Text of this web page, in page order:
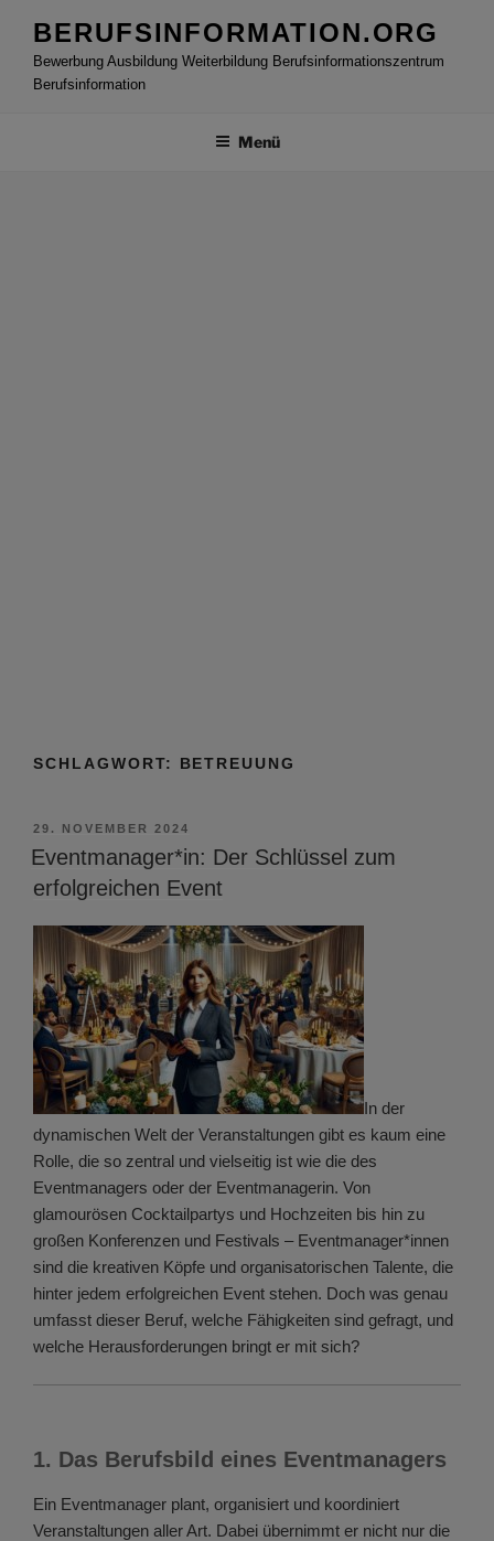
Inhalt
springen
BERUFSINFORMATION.ORG
Bewerbung Ausbildung Weiterbildung Berufsinformationszentrum
Berufsinformation
Menü
SCHLAGWORT: BETREUUNG
VERÖFFENTLICHT
AM
29. NOVEMBER 2024
Eventmanager*in: Der Schlüssel zum
erfolgreichen Event
In der
dynamischen Welt der Veranstaltungen gibt es kaum eine
Rolle, die so zentral und vielseitig ist wie die des
Eventmanagers oder der Eventmanagerin. Von
glamourösen Cocktailpartys und Hochzeiten bis hin zu
großen Konferenzen und Festivals – Eventmanager*innen
sind die kreativen Köpfe und organisatorischen Talente, die
hinter jedem erfolgreichen Event stehen. Doch was genau
umfasst dieser Beruf, welche Fähigkeiten sind gefragt, und
welche Herausforderungen bringt er mit sich?
1. Das Berufsbild eines Eventmanagers
Ein Eventmanager plant, organisiert und koordiniert
Veranstaltungen aller Art. Dabei übernimmt er nicht nur die